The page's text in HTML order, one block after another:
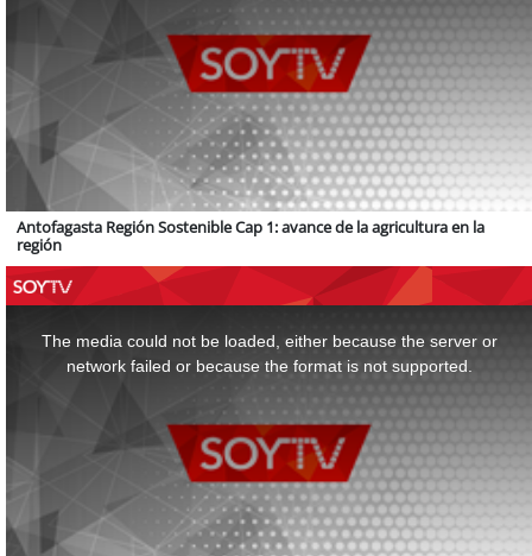
Antofagasta Región Sostenible Cap 1: avance de la agricultura en la
región
The media could not be loaded, either because the server or
network failed or because the format is not supported.